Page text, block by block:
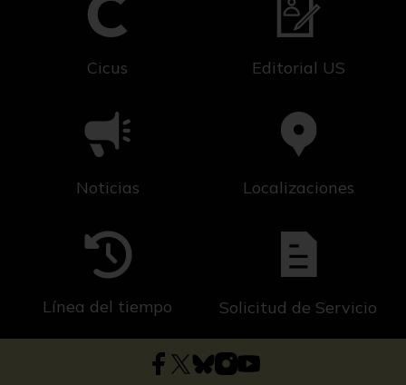
Cicus Editorial US
Noticias Localizaciones
Línea del tiempo Solicitud de Servicio